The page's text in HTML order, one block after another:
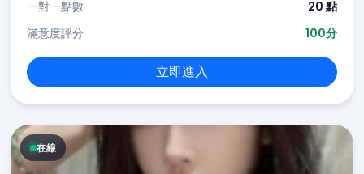
一對一點數
20 點
滿意度評分
100分
立即進入
在線